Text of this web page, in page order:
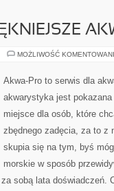
MOŻLIWOŚĆ
Akwa-Pro to serwis dla
akwarystyka jest
miejsce dla osób, które
zbędnego zadęcia, za to z
skupia się na tym, byś
morskie w sposób
sobą lata doświadczeń.